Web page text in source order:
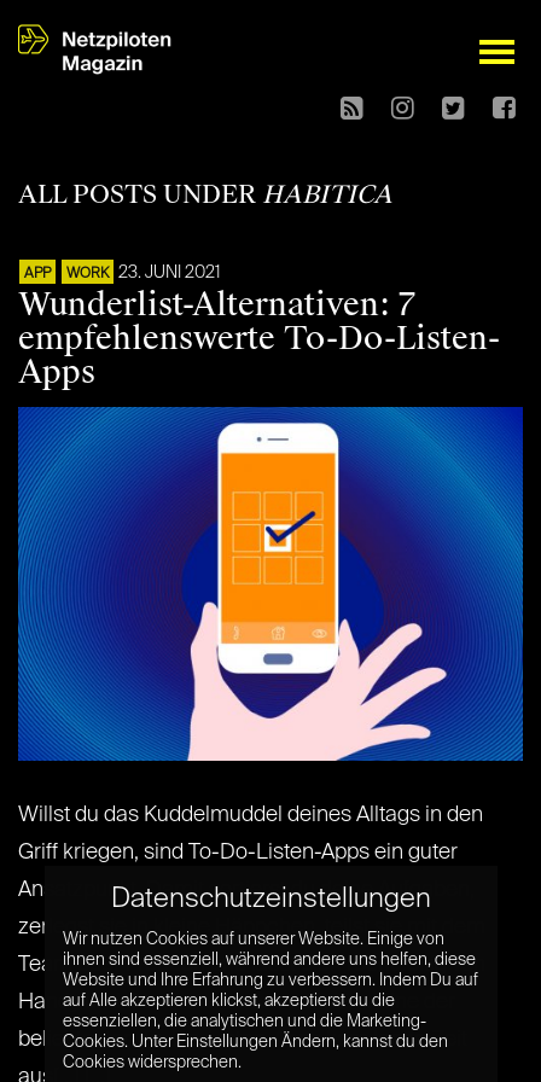
open
ALL POSTS UNDER HABITICA
APP WORK 23. JUNI 2021
Wunderlist-Alternativen: 7
empfehlenswerte To-Do-Listen-
Apps
Willst du das Kuddelmuddel deines Alltags in den
Griff kriegen, sind To-Do-Listen-Apps ein guter
Ansatzpunkt. Damit sortierst du deine Aufgaben,
zerlegst sie in kleine Häppchen, teilst sie mit dem
Team oder Freuden und lässt dich rechtzeitig von
Handy und Computer daran erinnern. Eine der
beliebtesten To-Do-Listen-Apps kam lange Zeit
aus[...] [...]
Datenschutzeinstellungen
Wir nutzen Cookies auf unserer Website. Einige von
ihnen sind essenziell, während andere uns helfen, diese
Website und Ihre Erfahrung zu verbessern. Indem Du auf
auf Alle akzeptieren klickst, akzeptierst du die
essenziellen, die analytischen und die Marketing-
Cookies. Unter Einstellungen Ändern, kannst du den
Cookies widersprechen.